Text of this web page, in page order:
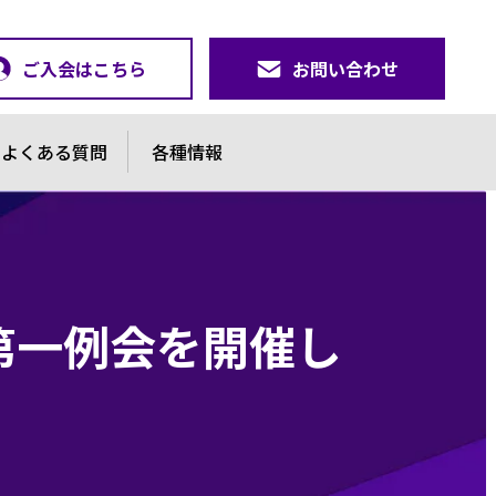
ご入会はこちら お問い合わせ
よくある質問 各種情報
例会を開催し